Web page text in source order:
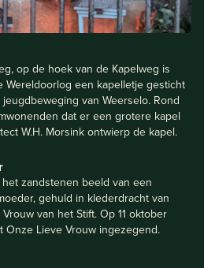
op de hoek van de Kapelweg is
Wereldoorlog een kapelletje gesticht
van Weerselo. Rond
dat er een grotere kapel
W.H. Morsink ontwierp de kapel.
zandstenen beeld van een
gehuld in klederdracht van
van het Stift. Op 11 oktober
Onze Lieve Vrouw ingezegend.